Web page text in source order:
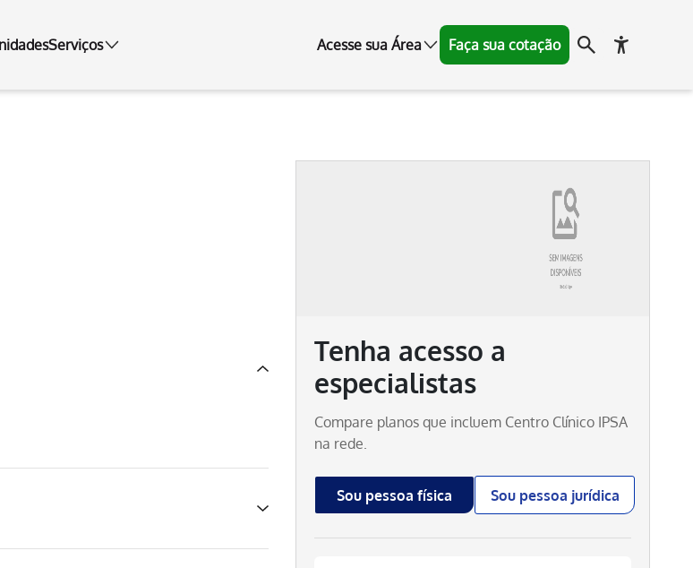
Serviços Acesse sua Área Faça sua cotação
Tenha acesso a
especialistas
Compare planos que incluem Centro Clínico IPSA
na rede.
Sou pessoa física Sou pessoa jurídica